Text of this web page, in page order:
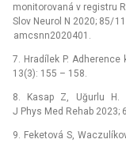
monitorovaná v registru
Slov Neurol N 2020; 85/
amcsnn2020401.
7. Hradílek P. Adherence
13(3): 155 –⁠ 158.
8. Kasap Z, Uğurlu H.
J Phys Med Rehab 2023;
9. Feketová S,